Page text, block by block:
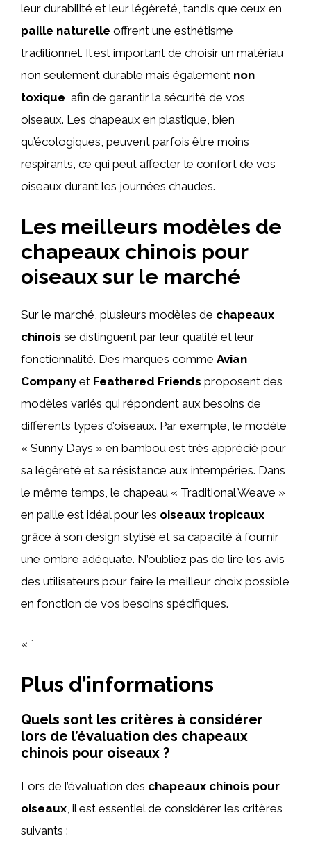
leur durabilité et leur légèreté, tandis que ceux en
paille naturelle offrent une esthétisme
traditionnel. Il est important de choisir un matériau
non seulement durable mais également non
toxique , afin de garantir la sécurité de vos
oiseaux. Les chapeaux en plastique, bien
qu’écologiques, peuvent parfois être moins
respirants, ce qui peut affecter le confort de vos
oiseaux durant les journées chaudes.
Les meilleurs modèles de
chapeaux chinois pour
oiseaux sur le marché
Sur le marché, plusieurs modèles de chapeaux
chinois se distinguent par leur qualité et leur
fonctionnalité. Des marques comme Avian
Company et Feathered Friends proposent des
modèles variés qui répondent aux besoins de
différents types d’oiseaux. Par exemple, le modèle
« Sunny Days » en bambou est très apprécié pour
sa légèreté et sa résistance aux intempéries. Dans
le même temps, le chapeau « Traditional Weave »
en paille est idéal pour les oiseaux tropicaux
grâce à son design stylisé et sa capacité à fournir
une ombre adéquate. N’oubliez pas de lire les avis
des utilisateurs pour faire le meilleur choix possible
en fonction de vos besoins spécifiques.
« `
Plus d’informations
Quels sont les critères à considérer
lors de l’évaluation des chapeaux
chinois pour oiseaux ?
Lors de l’évaluation des chapeaux chinois pour
oiseaux, il est essentiel de considérer les critères
suivants :